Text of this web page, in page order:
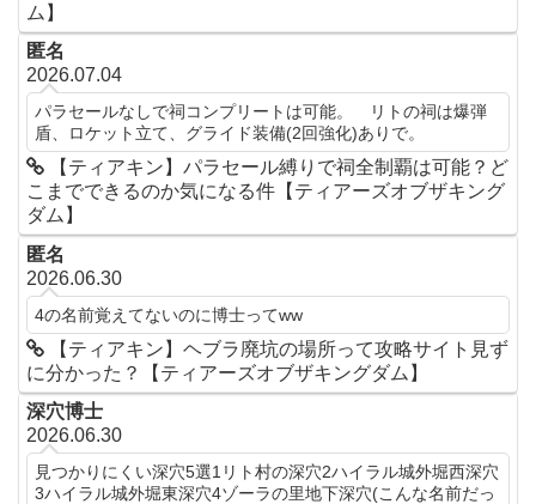
ム】
匿名
2026.07.04
パラセールなしで祠コンプリートは可能。 リトの祠は爆弾
盾、ロケット立て、グライド装備(2回強化)ありで。
【ティアキン】パラセール縛りで祠全制覇は可能？ど
こまでできるのか気になる件【ティアーズオブザキング
ダム】
匿名
2026.06.30
4の名前覚えてないのに博士ってww
【ティアキン】ヘブラ廃坑の場所って攻略サイト見ず
に分かった？【ティアーズオブザキングダム】
深穴博士
2026.06.30
見つかりにくい深穴5選1リト村の深穴2ハイラル城外堀西深穴
3ハイラル城外堀東深穴4ゾーラの里地下深穴(こんな名前だっ